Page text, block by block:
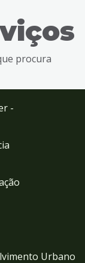
procura
-
Urbano